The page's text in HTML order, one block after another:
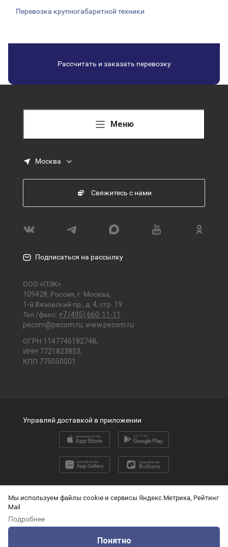
Мы используем файлы cookie и сервисы Яндекс.Метрика, Рейтинг
Mail
Подробнее
Понятно
Перевозка крупногабаритной техники
Рассчитать и заказать перевозку
Меню
Москва
Свяжитесь с нами
Подписаться на рассылку
ООО «ПЭК»
109428, Россия, г. Москва,
1-й Вязовский пр., д. 4, стр. 19
Тел./факс: +7 (495) 660-11-11
pecom@pecom.ru, www.pecom.ru
ОГРН 1147746182748,
ИНН 7721823853,
КПП 775050001
2026 © ООО «ПЭК»
О защите персональных данных
Технические данные для ИИ
Управляй доставкой в приложении